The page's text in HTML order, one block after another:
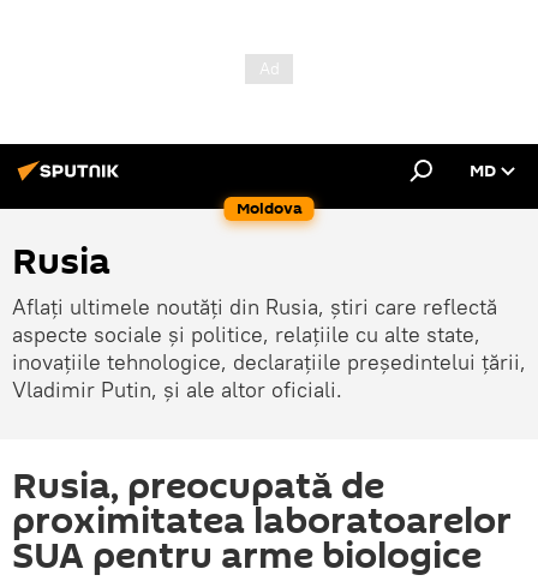
Moldova
MD
Rusia
Aflați ultimele noutăți din Rusia, știri care reflectă
aspecte sociale și politice, relațiile cu alte state,
inovațiile tehnologice, declarațiile președintelui țării,
Vladimir Putin, și ale altor oficiali.
Rusia, preocupată de
proximitatea laboratoarelor
SUA pentru arme biologice